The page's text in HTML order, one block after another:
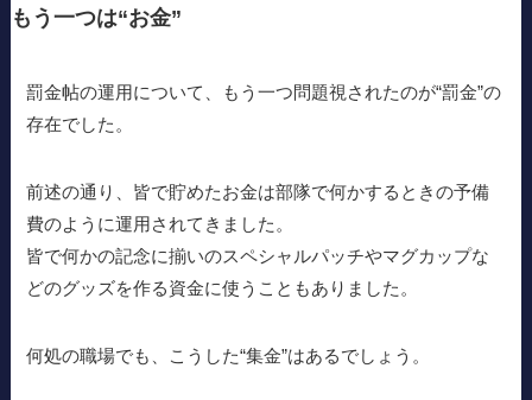
もう一つは“お金”
罰金帖の運用について、もう一つ問題視されたのが“罰金”の
存在でした。
前述の通り、皆で貯めたお金は部隊で何かするときの予備
費のように運用されてきました。
皆で何かの記念に揃いのスペシャルパッチやマグカップな
どのグッズを作る資金に使うこともありました。
何処の職場でも、こうした“集金”はあるでしょう。